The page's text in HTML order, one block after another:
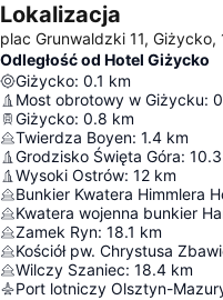
Lokalizacja
plac Grunwaldzki 11, Giżycko,
Odległość od Hotel Giżycko
Giżycko: 0.1 km
Most obrotowy w Giżycku:
Giżycko: 0.8 km
Twierdza Boyen: 1.4 km
Grodzisko Święta Góra: 10.3
Wysoki Ostrów: 12 km
Bunkier Kwatera Himmlera
Kwatera wojenna bunkier
Zamek Ryn: 18.1 km
Kościół pw. Chrystusa
Wilczy Szaniec: 18.4 km
Port lotniczy Olsztyn-